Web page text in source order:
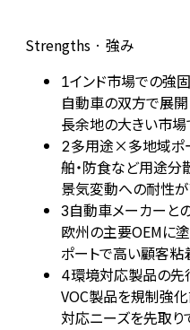
Strengths · 強み
1インド市場での強
自動車の双方で展
長余地の大きい市場
2多用途×多地域ポ
舶・防食など用途分
景気変動への耐性が
3自動車メーカーと
欧州の主要OEMに
ポートで高い顧客粘
4環境対応製品の先
VOC製品を規制強
対応ニーズを先取り